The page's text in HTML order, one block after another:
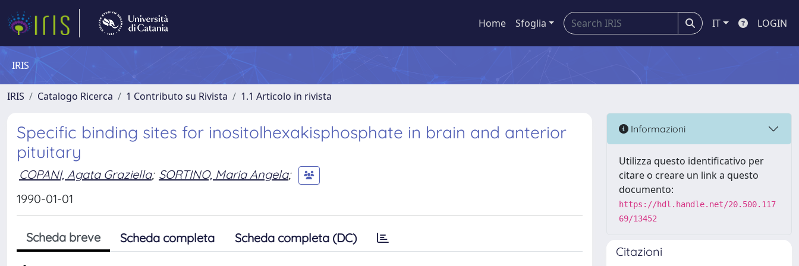
Home Sfoglia IT LOGIN
IRIS
IRIS Catalogo Ricerca 1 Contributo su Rivista 1.1 Articolo in rivista
Specific binding sites for inositolhexakisphosphate in brain and anterior
pituitary
COPANI, Agata Graziella; SORTINO, Maria Angela;
1990-01-01
Scheda breve Scheda completa Scheda completa (DC)
Informazioni
Utilizza questo identificativo per
citare o creare un link a questo
documento:
https://hdl.handle.net/20.500.117
69/13452
Citazioni